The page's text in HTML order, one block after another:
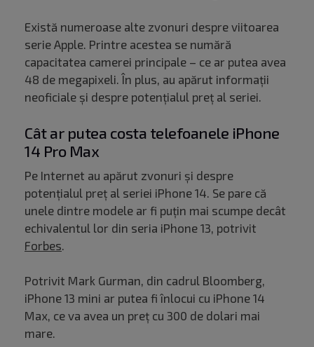
Există numeroase alte zvonuri despre viitoarea
serie Apple. Printre acestea se numără
capacitatea camerei principale – ce ar putea avea
48 de megapixeli. În plus, au apărut informații
neoficiale și despre potențialul preț al seriei.
Cât ar putea costa telefoanele iPhone
14 Pro Max
Pe Internet au apărut zvonuri și despre
potențialul preț al seriei iPhone 14. Se pare că
unele dintre modele ar fi puțin mai scumpe decât
echivalentul lor din seria iPhone 13, potrivit
Forbes.
Potrivit Mark Gurman, din cadrul Bloomberg,
iPhone 13 mini ar putea fi înlocui cu iPhone 14
Max, ce va avea un preț cu 300 de dolari mai
mare.